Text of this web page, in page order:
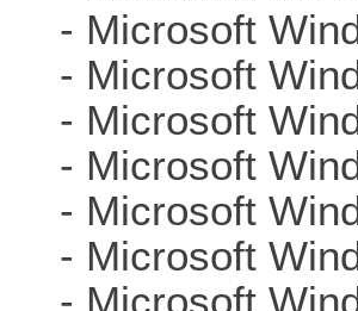
- Microsoft
- Microsoft
- Microsoft
- Microsoft
- Microsoft
- Microsoft
- Microsoft